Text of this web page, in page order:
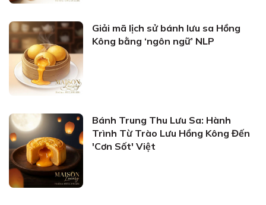
Giải mã lịch sử bánh lưu sa Hồng
Kông bằng ‘ngôn ngữ’ NLP
Bánh Trung Thu Lưu Sa: Hành
Trình Từ Trào Lưu Hồng Kông Đến
'Cơn Sốt' Việt